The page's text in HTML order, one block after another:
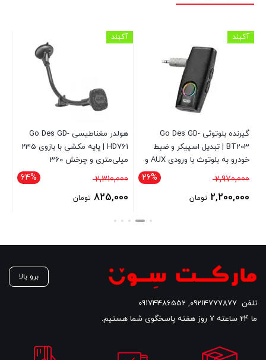
گیرنده بلوتوثی Go Des GD-
BT203 | تبدیل اسپیکر و ضبط
خودرو به بلوتوث با ورودی AUX و
بلوتوث 5.3
26% 2,970,000قیمت
اصلی2,200,000 تومان
2,200,000 تومان
آکبند
هولدر مغناطیسی Go Des GD-
HD761 | پایه مکشی با بازوی 235
میلی‌متری و چرخش 360
64% 2,310,000قیمت
اصلی 825,000 تومان
825,000 تومان
آکبند
برو بالا
تلفن 09214777877
,
09174486552
ما 24 ساعته 7 روز هفته پاسخگوی شما هستیم.